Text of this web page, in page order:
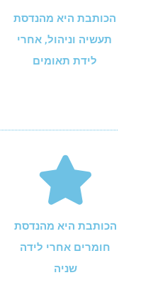
הכותבת היא מהנדסת
תעשיה וניהול, אחרי
לידת תאומים
הכותבת היא מהנדסת
חומרים אחרי לידה
שניה